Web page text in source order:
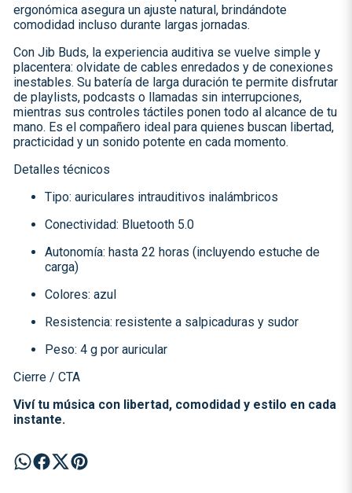
ergonómica asegura un ajuste natural, brindándote
comodidad incluso durante largas jornadas.
Con Jib Buds, la experiencia auditiva se vuelve simple y
placentera: olvidate de cables enredados y de conexiones
inestables. Su batería de larga duración te permite disfrutar
de playlists, podcasts o llamadas sin interrupciones,
mientras sus controles táctiles ponen todo al alcance de tu
mano. Es el compañero ideal para quienes buscan libertad,
practicidad y un sonido potente en cada momento.
Detalles técnicos
Tipo: auriculares intrauditivos inalámbricos
Conectividad: Bluetooth 5.0
Autonomía: hasta 22 horas (incluyendo estuche de
carga)
Colores: azul
Resistencia: resistente a salpicaduras y sudor
Peso: 4 g por auricular
Cierre / CTA
Viví tu música con libertad, comodidad y estilo en cada
instante.